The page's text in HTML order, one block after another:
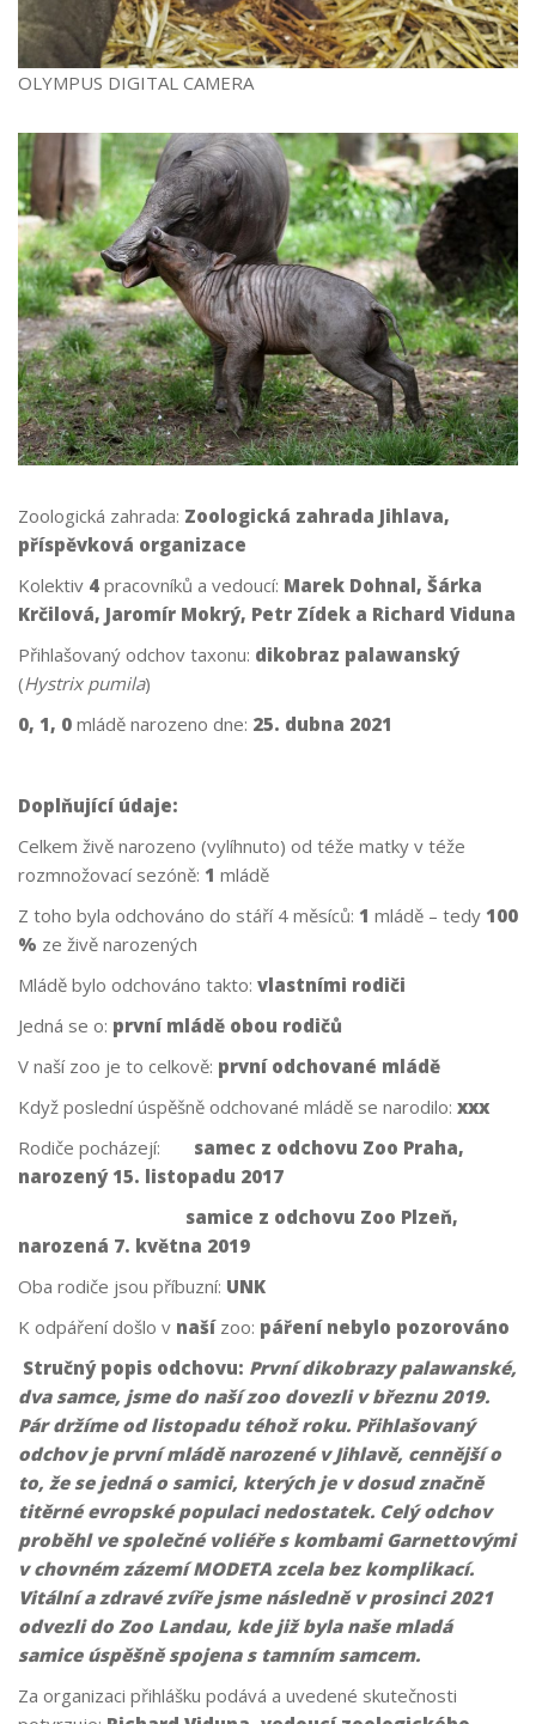
OLYMPUS DIGITAL CAMERA
Zoologická zahrada: Zoologická zahrada Jihlava,
příspěvková organizace
Kolektiv 4 pracovníků a vedoucí: Marek Dohnal, Šárka
Krčilová, Jaromír Mokrý, Petr Zídek a Richard Viduna
Přihlašovaný odchov taxonu: dikobraz palawanský
(Hystrix pumila)
0, 1, 0 mládě narozeno dne: 25. dubna 2021
Doplňující údaje:
Celkem živě narozeno (vylíhnuto) od téže matky v téže
rozmnožovací sezóně: 1 mládě
Z toho byla odchováno do stáří 4 měsíců: 1 mládě – tedy 100
% ze živě narozených
Mládě bylo odchováno takto: vlastními rodiči
Jedná se o: první mládě obou rodičů
V naší zoo je to celkově: první odchované mládě
Když poslední úspěšně odchované mládě se narodilo: xxx
Rodiče pocházejí: samec z odchovu Zoo Praha,
narozený 15. listopadu 2017
samice z odchovu Zoo Plzeň,
narozená 7. května 2019
Oba rodiče jsou příbuzní: UNK
K odpáření došlo v našízoo: páření nebylo pozorováno
Stručný popis odchovu: První dikobrazy palawanské,
dva samce, jsme do naší zoo dovezli v březnu 2019.
Pár držíme od listopadu téhož roku. Přihlašovaný
odchov je první mládě narozené v Jihlavě, cennější o
to, že se jedná o samici, kterých je v dosud značně
titěrné evropské populaci nedostatek. Celý odchov
proběhl ve společné voliéře s kombami Garnettovými
v chovném zázemí MODETA zcela bez komplikací.
Vitální a zdravé zvíře jsme následně v prosinci 2021
odvezli do Zoo Landau, kde již byla naše mladá
samice úspěšně spojena s tamním samcem.
Za organizaci přihlášku podává a uvedené skutečnosti